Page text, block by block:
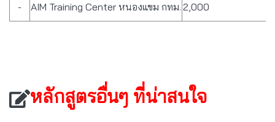
- AIM Training Center หนองแขม กทม. 2,000
หลักสูตรอื่นๆ ที่น่าสนใจ